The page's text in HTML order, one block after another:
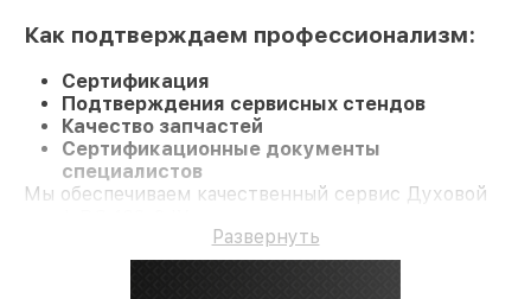
Как подтверждаем профессионализм:
Сертификация
Подтверждения сервисных стендов
Качество запчастей
Сертификационные документы
специалистов
Мы обеспечиваем качественный сервис Духовой
Развернуть